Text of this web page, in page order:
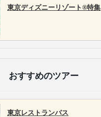
東京ディズニーリゾート®特集
おすすめのツアー
東京レストランバス